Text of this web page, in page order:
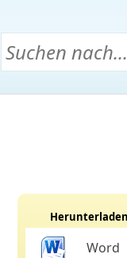
Herunterladen
Word